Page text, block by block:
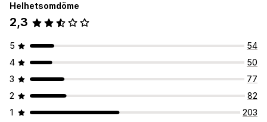
Helhetsomdöme
2,3
5
54
4
50
3
77
2
82
1
203